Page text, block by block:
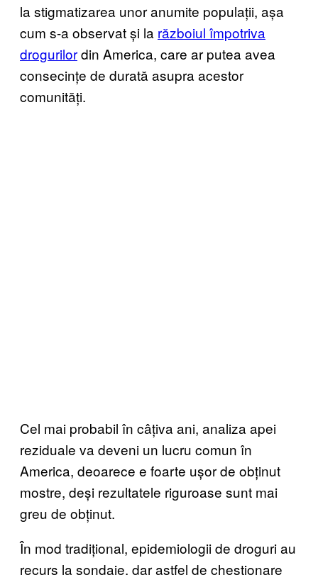
la stigmatizarea unor anumite populații, așa
cum s-a observat și la războiul împotriva
drogurilordin America, care ar putea avea
consecințe de durată asupra acestor
comunități.
Cel mai probabil în câțiva ani, analiza apei
reziduale va deveni un lucru comun în
America, deoarece e foarte ușor de obținut
mostre, deși rezultatele riguroase sunt mai
greu de obținut.
În mod tradițional, epidemiologii de droguri au
recurs la sondaje, dar astfel de chestionare